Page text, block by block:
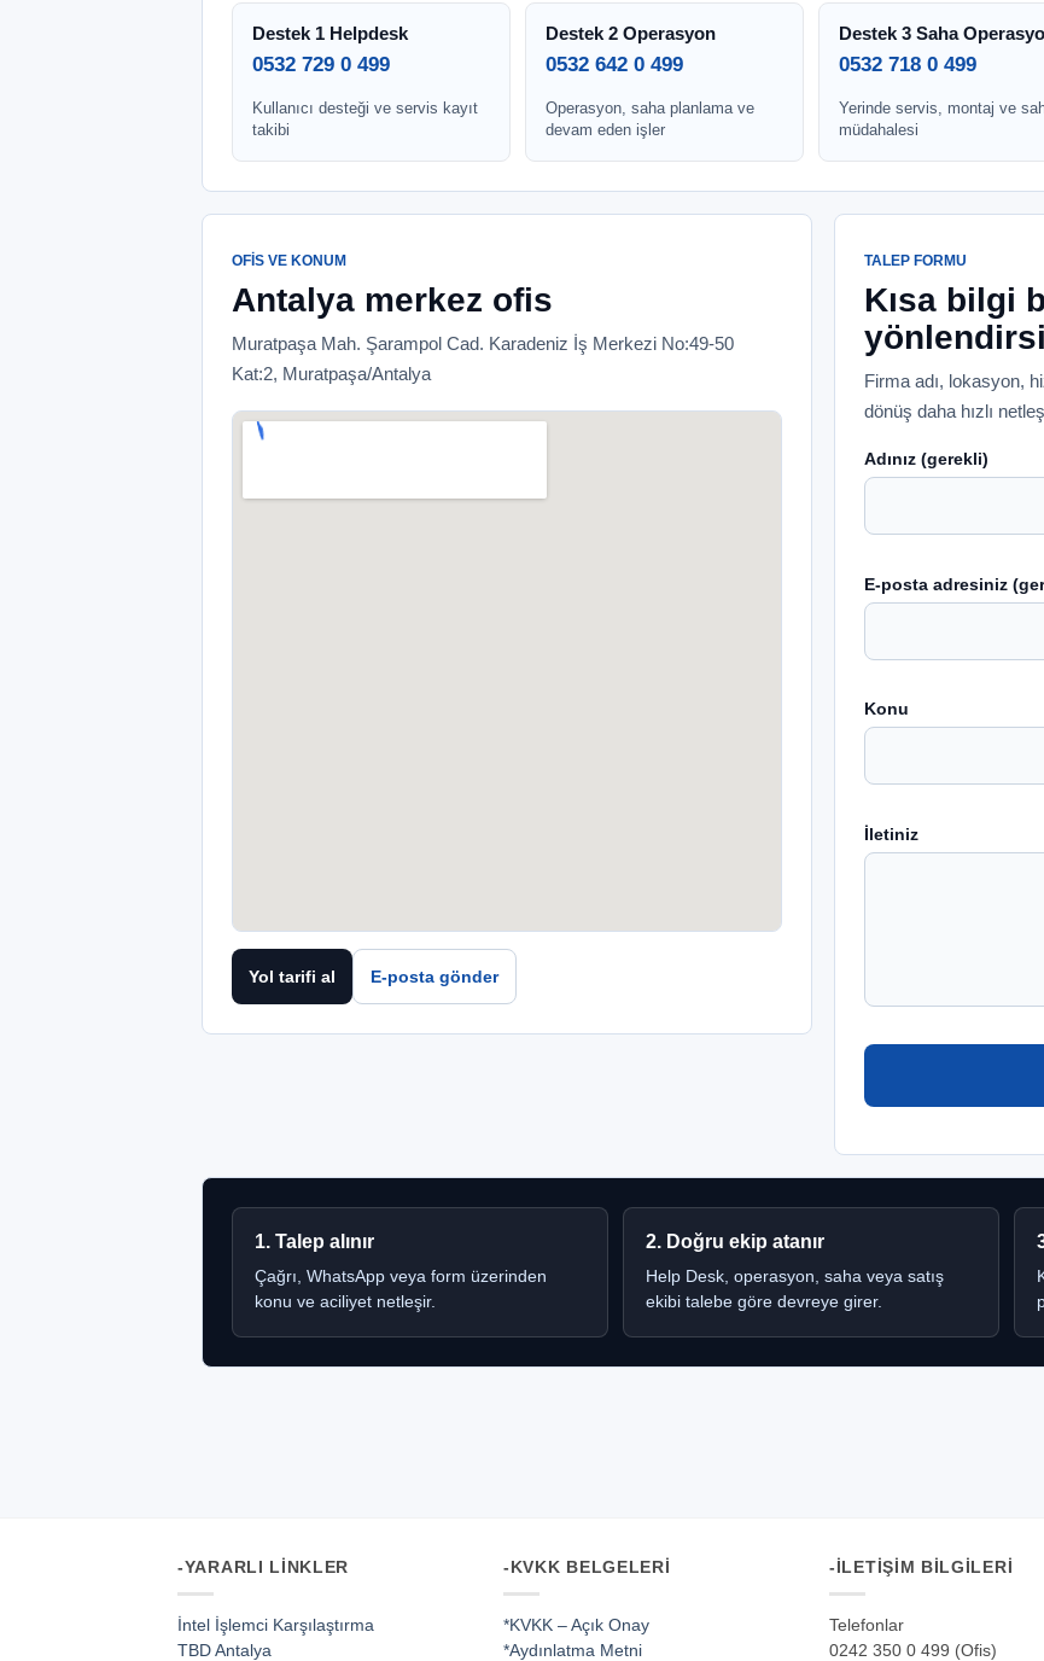
Destek 1 Helpdesk
0532 729 0 499
Kullanıcı desteği ve servis kayıt
takibi
Destek 2 Operasyon
0532 642 0 499
Operasyon, saha planlama ve
devam eden işler
Destek 3 Saha
0532 718 0 499
Yerinde servis, montaj ve
müdahalesi
OFIS VE KONUM
Antalya merkez ofis
Muratpaşa Mah. Şarampol Cad. Karadeniz İş Merkezi No:49-50
Kat:2, Muratpaşa/Antalya
Yol tarifi al E-posta gönder
TALEP FORMU
Kısa bilgi
Firma adı, lokasyon,
dönüş daha hızlı
Adınız (gerekli)
E-posta adresiniz
Konu
İletiniz
1. Talep alınır
Çağrı, WhatsApp veya form üzerinden
konu ve aciliyet netleşir.
2. Doğru ekip atanır
Help Desk, operasyon, saha veya satış
ekibi talebe göre devreye girer.
-YARARLI LINKLER
İntel İşlemci Karşılaştırma
TBD Antalya
-KVKK BELGELERI
*KVKK – Açık Onay
*Aydınlatma Metni
-İLETIŞIM BILGILERI
Telefonlar
0242 350 0 499 (Ofis)